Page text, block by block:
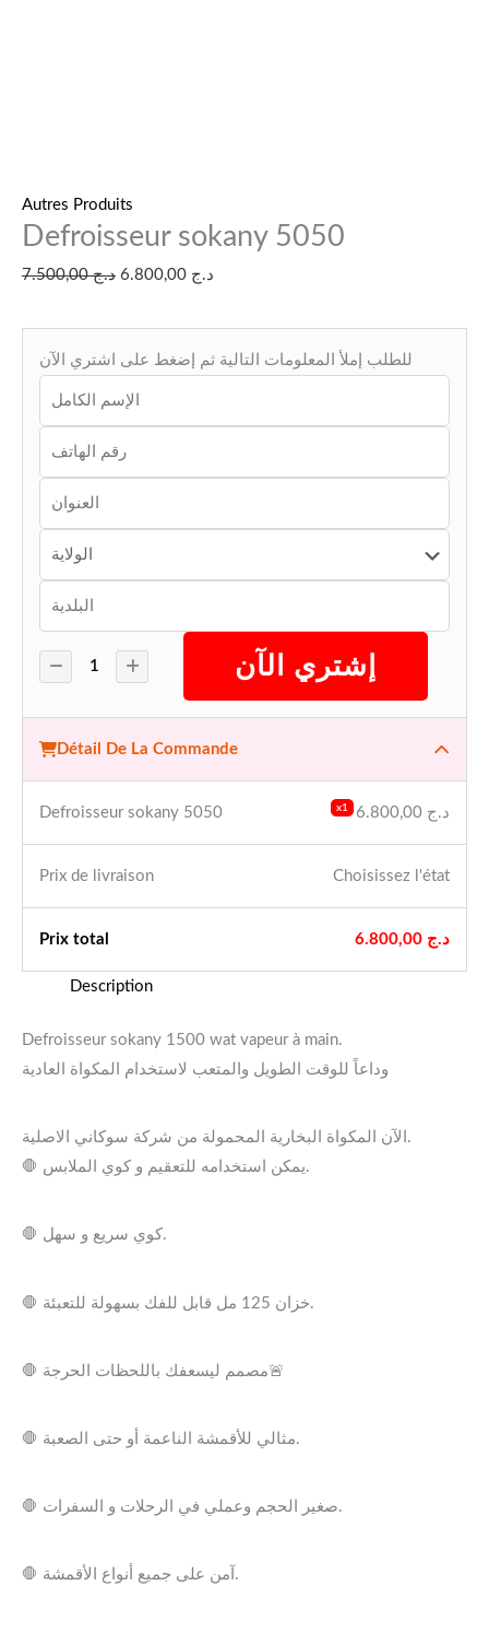
Autres Produits
Defroisseur sokany 5050
د.ج7.500,00 د.ج
للطلب إملأ المعلومات التالية ثم إضغط على اشتري الآن
إشتري الآن
Détail De La Commande
Defroisseur sokany 5050 x1 د.ج
Prix ​​de livraison Choisissez l'état
Prix ​​total د.ج
Description
Defroisseur sokany 1500 wat vapeur à main.
وداعاً للوقت الطويل والمتعب لاستخدام المكواة العادية
الآن المكواة البخارية المحمولة من شركة سوكاني الاصلية.
🛑 يمكن استخدامه للتعقيم و كوي الملابس.
🛑 كوي سريع و سهل.
🛑 خزان 125 مل قابل للفك بسهولة للتعبئة.
🛑 مصمم ليسعفك باللحظات الحرجة🚨
🛑 مثالي للأقمشة الناعمة أو حتى الصعبة.
🛑 صغير الحجم وعملي في الرحلات و السفرات.
🛑 آمن على جميع أنواع الأقمشة.